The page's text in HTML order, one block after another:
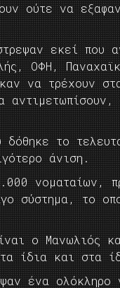
ούτε να
εκεί που
ΟΦΗ,
να τρέχουν
το
άνιση.
νοματαίων,
σύστημα, το
ο Μανωλιός
ίδια και στα
ένα